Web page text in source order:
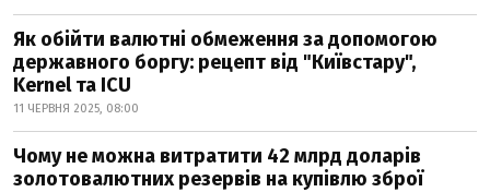
Як обійти валютні обмеження за допомогою
державного боргу: рецепт від "Київстару",
Kernel та ICU
11 ЧЕРВНЯ 2025, 08:00
Чому не можна витратити 42 млрд доларів
золотовалютних резервів на купівлю зброї